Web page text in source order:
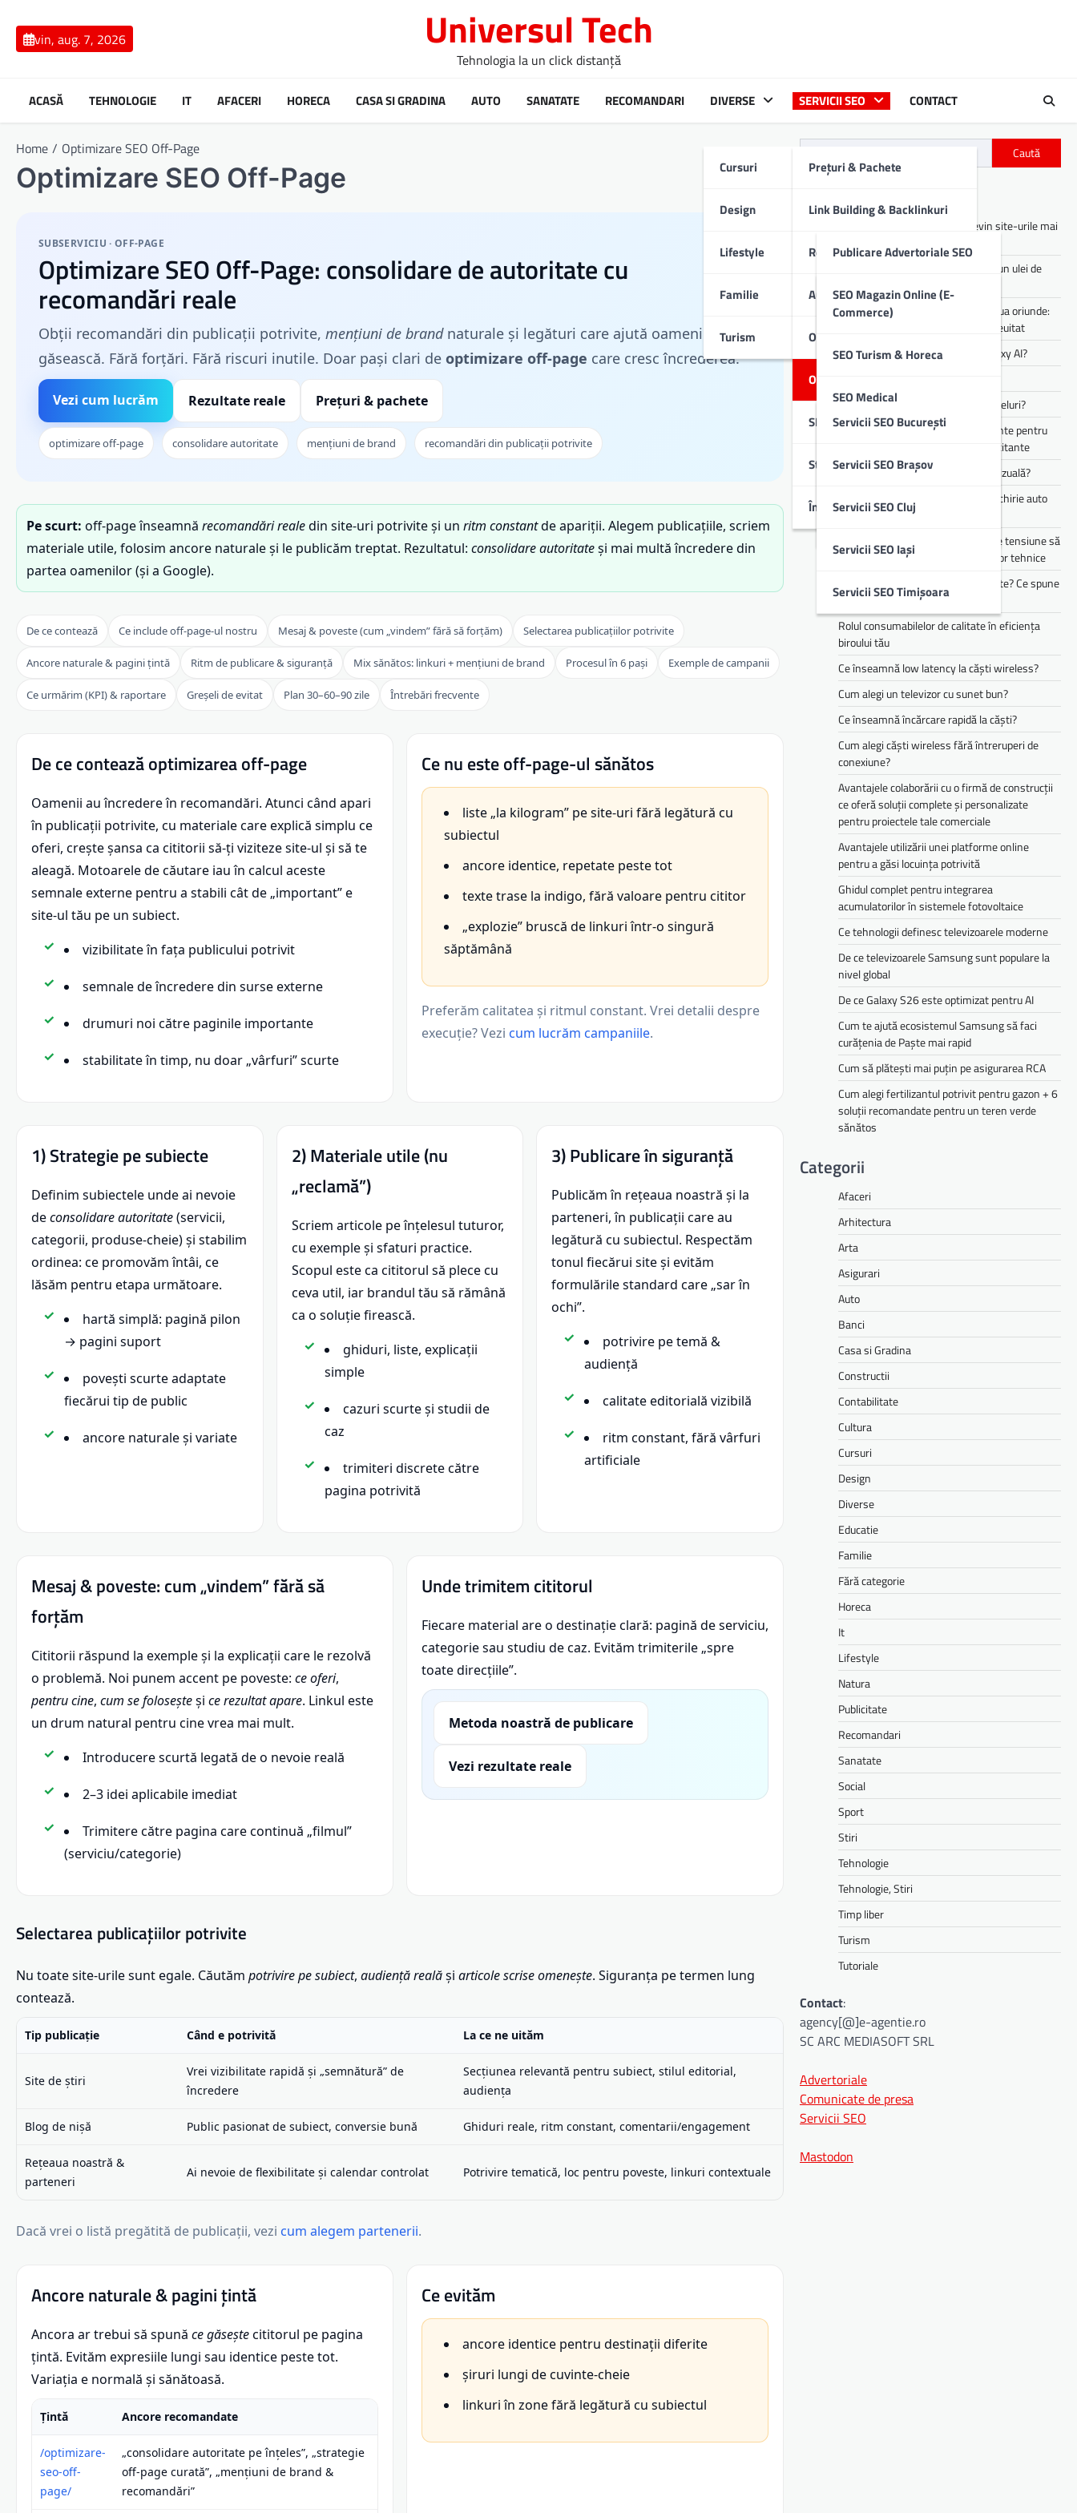
contentvin, aug. 7, 2026 Universul Tech
Tehnologia la un click distanță
ACASĂ TEHNOLOGIE IT AFACERI HORECA CASA SI GRADINA AUTO SANATATE RECOMANDARI DIVERSE
Cursuri
Design
Lifestyle
Familie
Turism
SERVICII SEO
Prețuri & Pachete
Link Building & Backlinkuri
Redactare Conținut SEO
Publicare Advertoriale SEO
Comunicate De Presă
Audit SEO Tehnic
SEO Magazin Online (E-
Commerce)
SEO Turism & Horeca
SEO Medical
Optimizare SEO On-Page
Optimizare SEO Off-Page
SEO LocalServicii SEO București
Servicii SEO Brașov
Servicii SEO Cluj
Servicii SEO Iași
Servicii SEO Timișoara
Studii De Caz
Întrebări Frecvente (FAQ)
CONTACT
Home Optimizare SEO Off-Page
Optimizare SEO Off-Page
SUBSERVICIU · OFF-PAGE
Optimizare SEO Off-Page: consolidare de autoritate cu
recomandări reale
Obții recomandări din publicații potrivite, mențiuni de brandnaturale și legături care ajută oamenii să te
găsească. Fără forțări. Fără riscuri inutile. Doar pași clari de optimizare off-page care cresc încrederea.
Vezi cum lucrăm Rezultate reale Prețuri & pachete
optimizare off-page consolidare autoritate mențiuni de brand recomandări din publicații potrivite
Pe scurt: off-page înseamnă recomandări realedin site-uri potrivite și un ritm constantde apariții. Alegem publicațiile, scriem
materiale utile, folosim ancore naturale și le publicăm treptat. Rezultatul: consolidare autoritateși mai multă încredere din
partea oamenilor (și a Google).
De ce contează Ce include off-page-ul nostru Mesaj & poveste (cum „vindem” fără să forțăm) Selectarea publicațiilor potrivite
Ancore naturale & pagini țintă Ritm de publicare & siguranță Mix sănătos: linkuri + mențiuni de brand Procesul în 6 pași Exemple de campanii
Ce urmărim (KPI) & raportare Greșeli de evitat Plan 30–60–90 zile Întrebări frecvente
De ce contează optimizarea off-page
Oamenii au încredere în recomandări. Atunci când apari
în publicații potrivite, cu materiale care explică simplu ce
oferi, crește șansa ca cititorii să-ți viziteze site-ul și să te
aleagă. Motoarele de căutare iau în calcul aceste
semnale externe pentru a stabili cât de „important” e
site-ul tău pe un subiect.
vizibilitate în fața publicului potrivit
semnale de încredere din surse externe
drumuri noi către paginile importante
stabilitate în timp, nu doar „vârfuri” scurte
Ce nu este off-page-ul sănătos
liste „la kilogram” pe site-uri fără legătură cu
subiectul
ancore identice, repetate peste tot
texte trase la indigo, fără valoare pentru cititor
„explozie” bruscă de linkuri într-o singură
săptămână
Preferăm calitatea și ritmul constant. Vrei detalii despre
execuție? Vezi cum lucrăm campaniile.
1) Strategie pe subiecte
Definim subiectele unde ai nevoie
deconsolidare autoritate(servicii,
categorii, produse-cheie) și stabilim
ordinea: ce promovăm întâi, ce
lăsăm pentru etapa următoare.
hartă simplă: pagină pilon
→ pagini suport
povești scurte adaptate
fiecărui tip de public
ancore naturale și variate
2) Materiale utile (nu
„reclamă”)
Scriem articole pe înțelesul tuturor,
cu exemple și sfaturi practice.
Scopul este ca cititorul să plece cu
ceva util, iar brandul tău să rămână
ca o soluție firească.
ghiduri, liste, explicații
simple
cazuri scurte și studii de
caz
trimiteri discrete către
pagina potrivită
3) Publicare în siguranță
Publicăm în rețeaua noastră și la
parteneri, în publicații care au
legătură cu subiectul. Respectăm
tonul fiecărui site și evităm
formulările standard care „sar în
ochi”.
potrivire pe temă &
audiență
calitate editorială vizibilă
ritm constant, fără vârfuri
artificiale
Mesaj & poveste: cum „vindem” fără să
forțăm
Cititorii răspund la exemple și la explicații care le rezolvă
o problemă. Noi punem accent pe poveste: ce oferi,
pentru cine, cum se foloseșteși ce rezultat apare. Linkul este
un drum natural pentru cine vrea mai mult.
Introducere scurtă legată de o nevoie reală
2–3 idei aplicabile imediat
Trimitere către pagina care continuă „filmul”
(serviciu/categorie)
Unde trimitem cititorul
Fiecare material are o destinație clară: pagină de serviciu,
categorie sau studiu de caz. Evităm trimiterile „spre
toate direcțiile”.
Metoda noastră de publicare
Vezi rezultate reale
Selectarea publicațiilor potrivite
Nu toate site-urile sunt egale. Căutăm potrivire pe subiect, audiență realăși articole scrise omenește. Siguranța pe termen lung
contează.
Tip publicație Când e potrivită La ce ne uităm
Site de știri
Vrei vizibilitate rapidă și „semnătură” de
încredere
Secțiunea relevantă pentru subiect, stilul editorial,
audiența
Blog de nișă Public pasionat de subiect, conversie bună Ghiduri reale, ritm constant, comentarii/engagement
Rețeaua noastră &
parteneri
Ai nevoie de flexibilitate și calendar controlat Potrivire tematică, loc pentru poveste, linkuri contextuale
Dacă vrei o listă pregătită de publicații, vezi cum alegem partenerii.
Ancore naturale & pagini țintă
Ancora ar trebui să spună ce găseștecititorul pe pagina
țintă. Evităm expresiile lungi sau identice peste tot.
Variația e normală și sănătoasă.
Țintă Ancore recomandate
/optimizare-
seo-off-
page/
„consolidare autoritate pe înțeles”, „strategie
off-page curată”, „mențiuni de brand &
recomandări”
Ce evităm
ancore identice pentru destinații diferite
șiruri lungi de cuvinte-cheie
linkuri în zone fără legătură cu subiectul
Caută
Asistenții digitali cu AI: cum devin site-urile mai
Cum îți afectează motorul mașinii un ulei de
Experiența de party pe care o poți lua oriunde:
sunet portabil pentru vibe-uri de neuitat
Cum lucrezi mai rapid folosind Galaxy AI?
Cum alegi căști pentru muncă și apeluri?
Te simți mereu obosit? Ce suplimente pentru
energie pot ajuta în perioadele solicitante
Cum îți transformă AI experiența vizuală?
Cele mai populare branduri pentru chirie auto
din flota Justrent
Cum te pot ajuta stabilizatoarele de tensiune să
reduci riscurile asociate defecțiunilor tehnice
Copilul tău mănâncă doar 3 alimente? Ce spune
asta despre dezvoltarea lui
Rolul consumabilelor de calitate în eficiența
biroului tău
Ce înseamnă low latency la căști wireless?
Cum alegi un televizor cu sunet bun?
Ce înseamnă încărcare rapidă la căști?
Cum alegi căști wireless fără întreruperi de
conexiune?
Avantajele colaborării cu o firmă de construcții
ce oferă soluții complete și personalizate
pentru proiectele tale comerciale
Avantajele utilizării unei platforme online
pentru a găsi locuința potrivită
Ghidul complet pentru integrarea
acumulatorilor în sistemele fotovoltaice
Ce tehnologii definesc televizoarele moderne
De ce televizoarele Samsung sunt populare la
nivel global
De ce Galaxy S26 este optimizat pentru AI
Cum te ajută ecosistemul Samsung să faci
curățenia de Paște mai rapid
Cum să plătești mai puțin pe asigurarea RCA
Cum alegi fertilizantul potrivit pentru gazon + 6
soluții recomandate pentru un teren verde
sănătos
Categorii
Afaceri
Arhitectura
Arta
Asigurari
Auto
Banci
Casa si Gradina
Constructii
Contabilitate
Cultura
Cursuri
Design
Diverse
Educatie
Familie
Fără categorie
Horeca
It
Lifestyle
Natura
Publicitate
Recomandari
Sanatate
Social
Sport
Stiri
Tehnologie
Tehnologie, Stiri
Timp liber
Turism
Tutoriale
Contact:
agency[@]e-agentie.ro
SC ARC MEDIASOFT SRL
Advertoriale
Comunicate de presa
Servicii SEO
Mastodon